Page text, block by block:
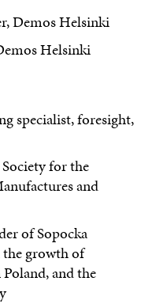
Demos Helsinki
Helsinki
specialist, foresight,
for the
and
of Sopocka
growth of
and the